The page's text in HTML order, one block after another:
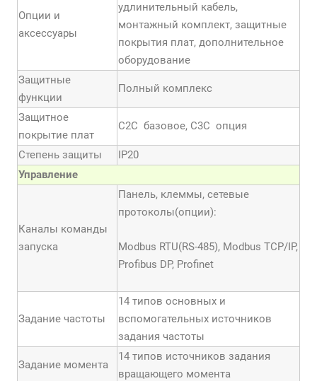
Опции и
аксессуары
удлинительный кабель,
монтажный комплект, защитные
покрытия плат, дополнительное
оборудование
Защитные
функции
Полный комплекс
Защитное
покрытие плат
С2С базовое, С3С опция
Степень защиты
IP20
Управление
Каналы команды
запуска
Панель, клеммы, сетевые
протоколы(опции):
Modbus RTU(RS-485), Modbus TCP/IP,
Profibus DP, Profinet
Задание частоты
14 типов основных и
вспомогательных источников
задания частоты
Задание момента
14 типов источников задания
вращающего момента